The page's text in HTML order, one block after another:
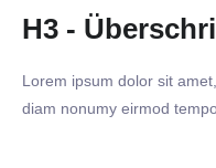
H3 -
Lorem ipsum dolor sit
diam nonumy eirmod